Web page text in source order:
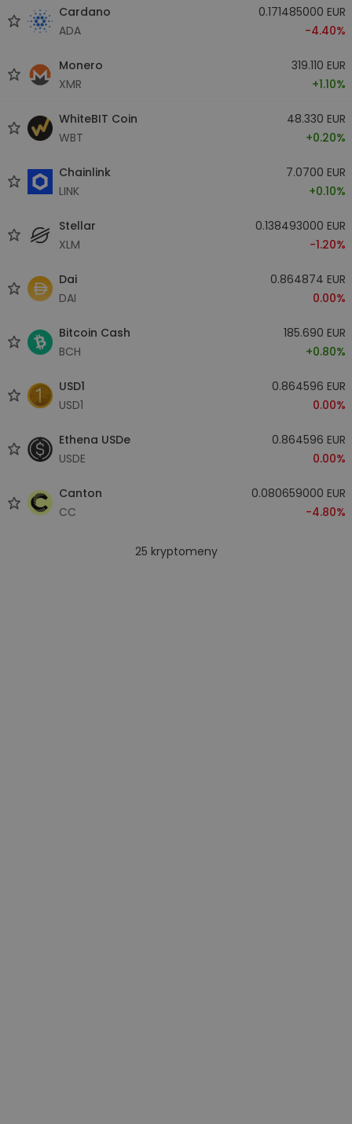
Cardano
ADA
0.171485000 EUR
-4.40%
Monero
XMR
319.110 EUR
+1.10%
WhiteBIT Coin
WBT
48.330 EUR
+0.20%
Chainlink
LINK
7.0700 EUR
+0.10%
Stellar
XLM
0.138493000 EUR
-1.20%
Dai
DAI
0.864874 EUR
0.00%
Bitcoin Cash
BCH
185.690 EUR
+0.80%
USD1
USD1
0.864596 EUR
0.00%
Ethena USDe
USDE
0.864596 EUR
0.00%
Canton
CC
0.080659000 EUR
-4.80%
25 kryptomeny